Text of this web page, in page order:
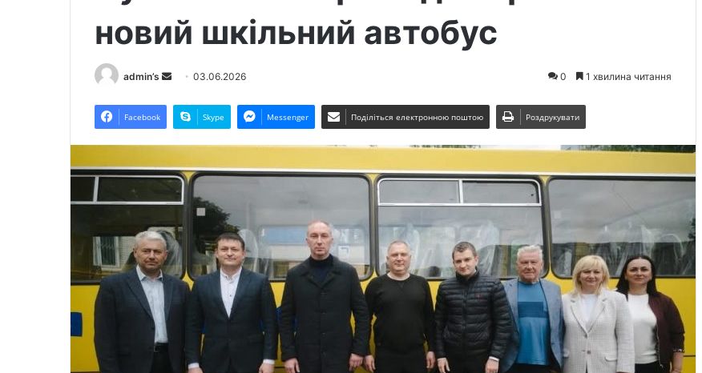
новий шкільний автобус
admin’s
a
n
e
a
i
l
03.06.2026 0 1 хвилина читання
Facebook Skype Messenger Поділіться електронною поштою Роздрукувати